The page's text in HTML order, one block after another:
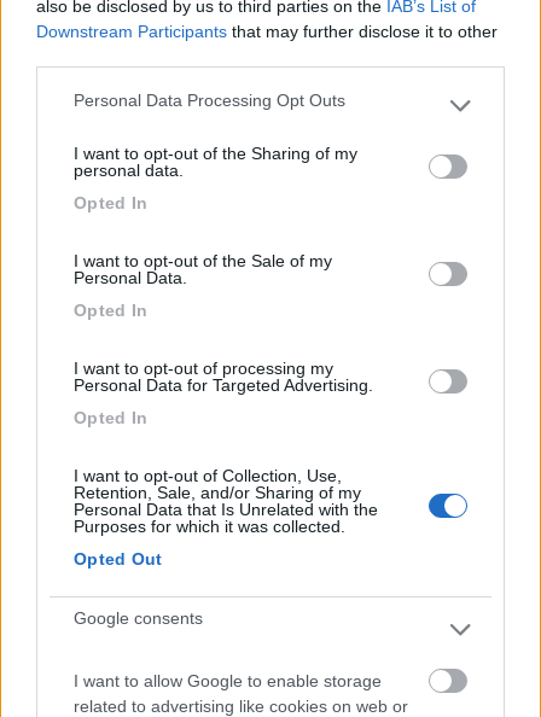
also be disclosed by us to third parties on the IAB’s List of
Downstream Participants that may further disclose it to other
Please note that this website/app uses one or more Google
not limited to your visit or usage behaviour. You may click to
grant or deny consent to Google and its third-party tags to
use your data for below specified purposes in below Google
Personal Data Processing Opt Outs
I want to opt-out of the Sharing of my
personal data.
Opted In
I want to opt-out of the Sale of my
Personal Data.
Opted In
I want to opt-out of processing my
Personal Data for Targeted Advertising.
Opted In
I want to opt-out of Collection, Use,
Retention, Sale, and/or Sharing of my
Personal Data that Is Unrelated with the
Purposes for which it was collected.
Opted Out
Google consents
I want to allow Google to enable storage
related to advertising like cookies on web or
0
Servizi / Posizione
Rimessaggio Camper ( parcheggio annuale camper ,
furgoni...
Roma (RM) - 5.3km
Via Tor Carbone 102
Campeggio
Fabulous Village
Servizi / Posizione